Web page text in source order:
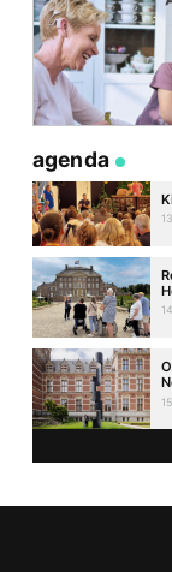
agenda